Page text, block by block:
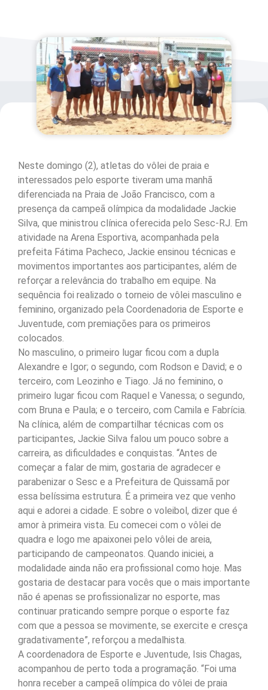
Neste domingo (2), atletas do vôlei de praia e
interessados pelo esporte tiveram uma manhã
diferenciada na Praia de João Francisco, com a
presença da campeã olímpica da modalidade Jackie
Silva, que ministrou clínica oferecida pelo Sesc-RJ. Em
atividade na Arena Esportiva, acompanhada pela
prefeita Fátima Pacheco, Jackie ensinou técnicas e
movimentos importantes aos participantes, além de
reforçar a relevância do trabalho em equipe. Na
sequência foi realizado o torneio de vôlei masculino e
feminino, organizado pela Coordenadoria de Esporte e
Juventude, com premiações para os primeiros
colocados.
No masculino, o primeiro lugar ficou com a dupla
Alexandre e Igor; o segundo, com Rodson e David; e o
terceiro, com Leozinho e Tiago. Já no feminino, o
primeiro lugar ficou com Raquel e Vanessa; o segundo,
com Bruna e Paula; e o terceiro, com Camila e Fabrícia.
Na clínica, além de compartilhar técnicas com os
participantes, Jackie Silva falou um pouco sobre a
carreira, as dificuldades e conquistas. “Antes de
começar a falar de mim, gostaria de agradecer e
parabenizar o Sesc e a Prefeitura de Quissamã por
essa belíssima estrutura. É a primeira vez que venho
aqui e adorei a cidade. E sobre o voleibol, dizer que é
amor à primeira vista. Eu comecei com o vôlei de
quadra e logo me apaixonei pelo vôlei de areia,
participando de campeonatos. Quando iniciei, a
modalidade ainda não era profissional como hoje. Mas
gostaria de destacar para vocês que o mais importante
não é apenas se profissionalizar no esporte, mas
continuar praticando sempre porque o esporte faz
com que a pessoa se movimente, se exercite e cresça
gradativamente”, reforçou a medalhista.
A coordenadora de Esporte e Juventude, Isis Chagas,
acompanhou de perto toda a programação. “Foi uma
honra receber a campeã olímpica do vôlei de praia